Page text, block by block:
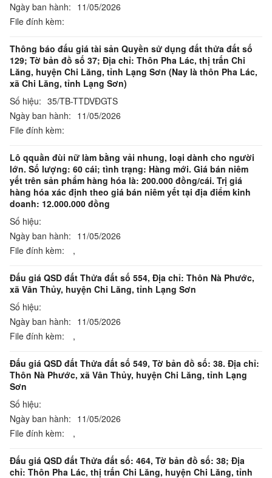
Ngày ban hành: 11/05/2026
File đính kèm:
Thông báo đấu giá tài sản Quyền sử dụng đất thửa đất số
129; Tờ bản đồ số 37; Địa chỉ: Thôn Pha Lác, thị trấn Chi
Lăng, huyện Chi Lăng, tỉnh Lạng Sơn (Nay là thôn Pha Lác,
xã Chi Lăng, tỉnh Lạng Sơn)
Số hiệu: 35/TB-TTDVĐGTS
Ngày ban hành: 11/05/2026
File đính kèm:
Lô qquần đùi nữ làm bằng vải nhung, loại dành cho người
lớn. Số lượng: 60 cái; tình trạng: Hàng mới. Giá bán niêm
yết trên sản phẩm hàng hóa là: 200.000 đồng/cái. Trị giá
hàng hóa xác định theo giá bán niêm yết tại địa điểm kinh
doanh: 12.000.000 đồng
Số hiệu:
Ngày ban hành: 11/05/2026
File đính kèm:
,
Đấu giá QSD đất Thửa đất số 554, Địa chỉ: Thôn Nà Phước,
xã Vân Thủy, huyện Chi Lăng, tỉnh Lạng Sơn
Số hiệu:
Ngày ban hành: 11/05/2026
File đính kèm:
,
Đấu giá QSD đất Thửa đất số 549, Tờ bản đồ số: 38. Địa chỉ:
Thôn Nà Phước, xã Vân Thủy, huyện Chi Lăng, tỉnh Lạng
Sơn
Số hiệu:
Ngày ban hành: 11/05/2026
File đính kèm:
,
Đấu giá QSD đất Thửa đất số: 464, Tờ bản đồ số: 38; Địa
chỉ: Thôn Pha Lác, thị trấn Chi Lăng, huyện Chi Lăng, tỉnh